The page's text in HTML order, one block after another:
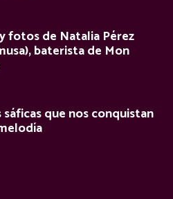
fotos de Natalia Pérez
baterista de Mon
sáficas que nos conquistan